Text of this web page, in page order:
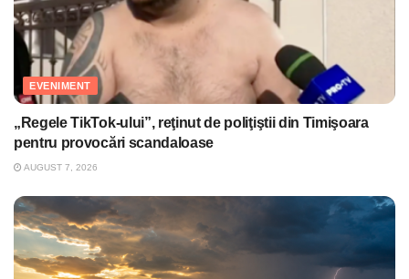
EVENIMENT
„Regele TikTok-ului”, reţinut de poliţiştii din Timişoara
pentru provocări scandaloase
AUGUST 7, 2026